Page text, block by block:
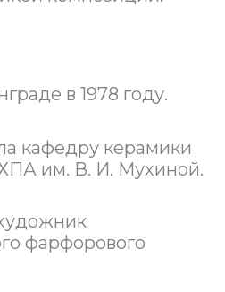
в 1978 году.
кафедру керамики
им. В. И. Мухиной.
фарфорового